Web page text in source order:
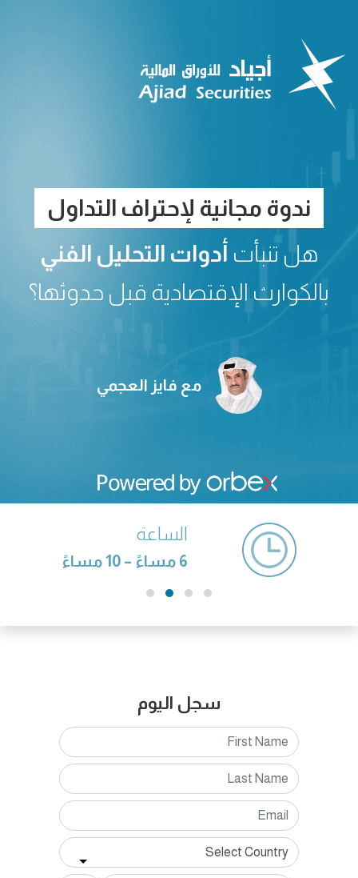
ندوة مجانية لإحتراف التداول
هل تنبأت أدوات التحليل الفني
بالكوارث الإقتصادية قبل حدوثها؟
مع فايز العجمي
الساعة
6 مساءً – 10 مساءً
سجل اليوم